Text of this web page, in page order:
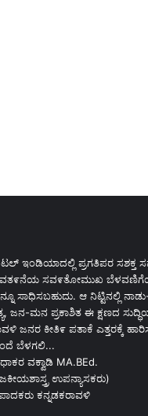
ಇಂಡಿಯಾದಲ್ಲಿ ಪ್ರಗತಿಪರ ಸಶಕ್ತ
ಸವ೯ತೋಮುಖ
ಸಾಧಿಸಬಹುದು. ಆ ನಿಟ್ಟಿನಲ್ಲಿ
ಜನ-ಮನ ಪ್ರಕಾಶಿತ ಈ ಕ್ಷಣದ
ಜನರ ಕೀತಿ೯ ಪತಾಕೆ ಎತ್ತರಕ್ಕೆ
ಬೆಳಗಲಿ...
ವಕ್ವಾಡಿ MA.BEd.
ಉಪನ್ಯಾಸಕರು)
ಕನ್ನಡಕರಾವಳಿ